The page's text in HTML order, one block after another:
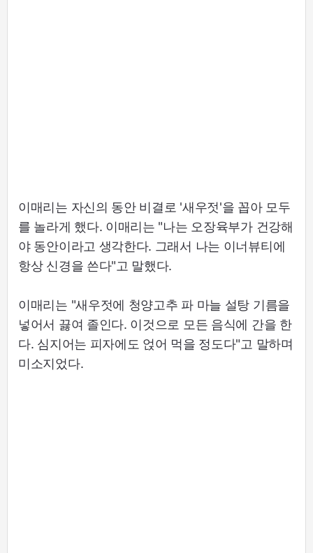
이매리는 자신의 동안 비결로 '새우젓'을 꼽아 모두
를 놀라게 했다. 이매리는 "나는 오장육부가 건강해
야 동안이라고 생각한다. 그래서 나는 이너뷰티에
항상 신경을 쓴다"고 말했다.
이매리는 "새우젓에 청양고추 파 마늘 설탕 기름을
넣어서 끓여 졸인다. 이것으로 모든 음식에 간을 한
다. 심지어는 피자에도 얹어 먹을 정도다"고 말하며
미소지었다.